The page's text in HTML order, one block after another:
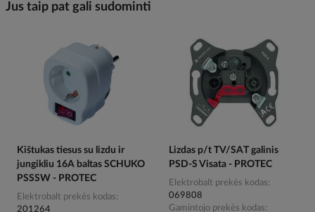
Jus taip pat gali sudominti
Kištukas tiesus su lizdu ir
jungikliu 16A baltas SCHUKO
PSSSW - PROTEC
Elektrobalt prekės kodas
201264
Lizdas p/t TV/SAT galinis
PSD-S Visata - PROTEC
Elektrobalt prekės kodas
069808
Gamintojo prekės kodas